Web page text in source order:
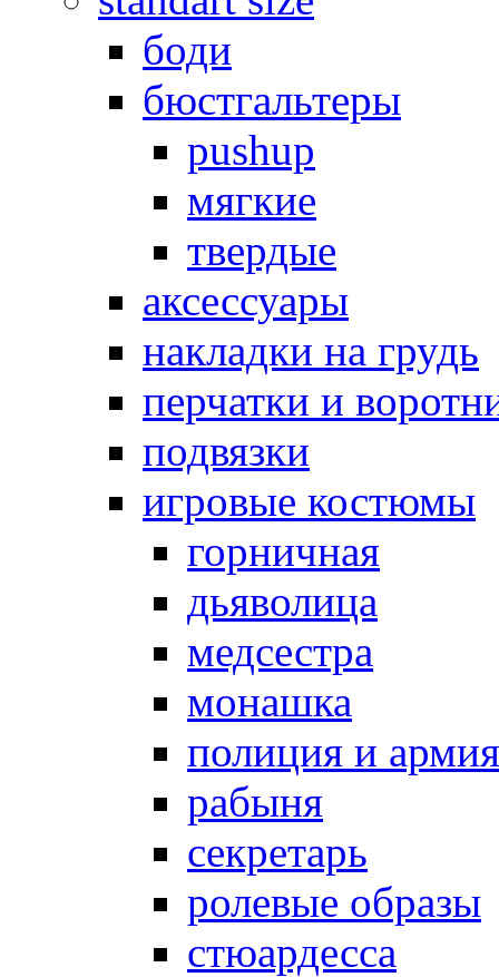
боди
бюстгальтеры
pushup
мягкие
твердые
аксессуары
накладки на грудь
перчатки и
подвязки
игровые костюмы
горничная
дьяволица
медсестра
монашка
полиция и армия
рабыня
секретарь
ролевые образы
стюардесса